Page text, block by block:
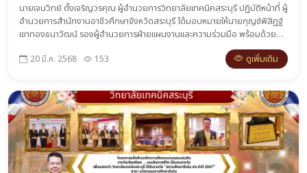
นายเจนวิทย์ ตั้งเจริญวรคุณ ผู้อำนวยการวิทยาลัยเทคนิคสระบุรี ปฏิบัติหน้าที่ ผู้
อำนวยการสำนักงานอาชีวศึกษาจังหวัดสระบุรี ได้มอบหมายให้นายกุญช์พิสิฏฐ์
เขาทองธนาวัฒน์ รองผู้อำนวยการฝ่ายแผนงานและความร่วมมือ พร้อมด้วย
ศึกษาอาชีวศึกษาต้นแบบด้านคุณธรรมและความโปร่งใสในการดำเนินงาน ประจำ
ปีงบประมาณ พ.ศ. ๒๕๖๗ ภายใต้โครงการเสริมสร้างคุณธรรม จริยธรรม และธร
โดยได้รับเกียรติจาก นายยศพล เวณุโกเศศ เลขาธิการคณะกรรมการการ
อาชีวศึกษา เป็นประธานในพิธี ณ หอประชุมคุรุสภา กระทรวงศึกษาธิการ
กรุงเทพมหานคร
20 มี.ค. 2568 153 ดูเพิ่มเติม